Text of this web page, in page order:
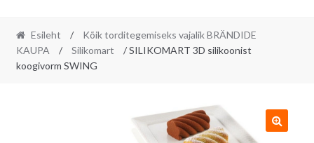
Esileht /
Kõik torditegemiseks vajalik BRÄNDIDE
KAUPA
/ Silikomart
/ SILIKOMART 3D silikoonist
koogivorm SWING